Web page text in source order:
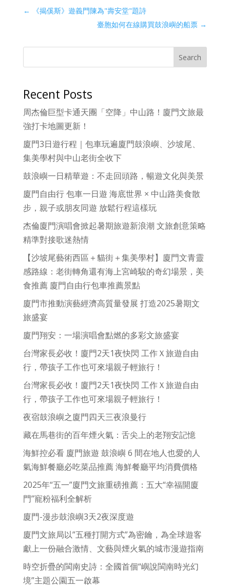
←
《揭傒斯》遊義門陳為"壽安堂"題詩
臺胞如何在線購買鼓浪嶼的船票 →
Search
Recent Posts
周杰倫巨型卡通天團「空降」中山路！廈門文旅最
強打卡地圖更新！
廈門3日遊行程｜包車玩遍廈門鼓浪嶼、沙坡尾、
集美學村與中山老街全收下
鼓浪嶼一日精華遊：不走回頭路，暢遊文化與美景
廈門自由行 包車一日遊 海底世界 × 中山路美食散
步，親子或朋友同遊 放鬆行程這樣玩
杰倫廈門演唱會掀起暑期旅遊新浪潮 文旅創意策略
精準對接歌迷熱情
【沙坡尾藝術西區＋貓街＋集美學村】廈門文青靈
感路線：老街轉角還有海上宮崎駿的奇幻場景，美
食推薦 廈門自由行包車推薦景點
廈門市推動演藝經濟高質量發展 打造2025暑期文
旅盛宴
廈門翔安：一場演唱會點燃的多彩文旅盛宴
台灣家長必收！廈門2天1夜快閃 工作Ｘ旅遊自由
行，帶孩子工作也可來場親子輕旅行！
台灣家長必收！廈門2天1夜快閃 工作Ｘ旅遊自由
行，帶孩子工作也可來場親子輕旅行！
夜宿鼓浪嶼之廈門四天三夜浪曼行
藏在馬巷街的百年煙火氣：舌尖上的老翔安記憶
海鮮控必看 廈門旅遊 鼓浪嶼 6 間在地人也愛的人
氣海鮮餐廳必吃菜品推薦 海鮮餐廳平均消費價格
2025年“五一”廈門文旅重磅推薦：五大“幸福開廈
門”寵粉福利全解析
廈門-漫步鼓浪嶼3天2夜深度遊
廈門文旅局以”五種打開方式”為密鑰，為全球遊客
獻上一份融合激情、文藝與煙火氣的城市漫遊指南
時空折疊的閩南史詩：全國首個“嶼說閩南時光幻
境”主題公園五一啟幕